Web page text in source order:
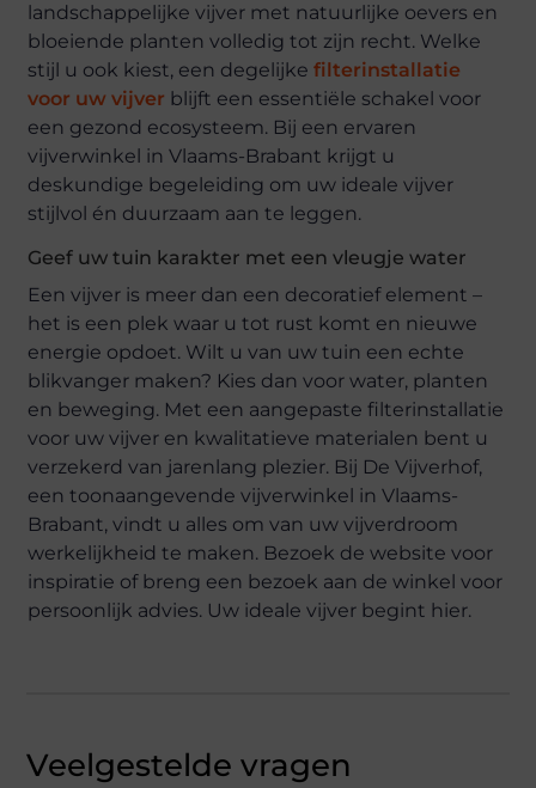
landschappelijke vijver met natuurlijke oevers en
bloeiende planten volledig tot zijn recht. Welke
stijl u ook kiest, een degelijkefilterinstallatie
voor uw vijver blijft een essentiële schakel voor
een gezond ecosysteem. Bij een ervaren
vijverwinkel in Vlaams-Brabant krijgt u
deskundige begeleiding om uw ideale vijver
stijlvol én duurzaam aan te leggen.
Geef uw tuin karakter met een vleugje water
Een vijver is meer dan een decoratief element –
het is een plek waar u tot rust komt en nieuwe
energie opdoet. Wilt u van uw tuin een echte
blikvanger maken? Kies dan voor water, planten
en beweging. Met een aangepaste filterinstallatie
voor uw vijver en kwalitatieve materialen bent u
verzekerd van jarenlang plezier. Bij De Vijverhof,
een toonaangevende vijverwinkel in Vlaams-
Brabant, vindt u alles om van uw vijverdroom
werkelijkheid te maken. Bezoek de website voor
inspiratie of breng een bezoek aan de winkel voor
persoonlijk advies. Uw ideale vijver begint hier.
Veelgestelde vragen